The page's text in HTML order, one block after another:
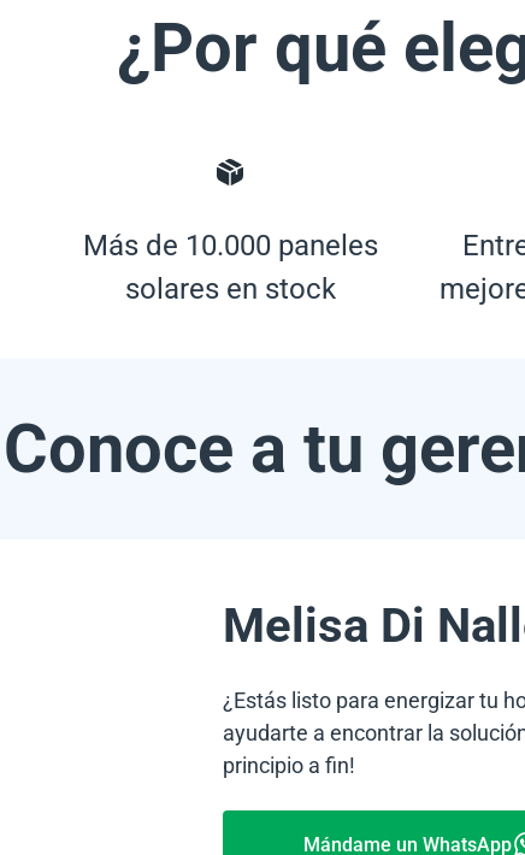
¿Por qué
Más de 10.000 paneles
solares en stock
Conoce a tu
Melisa Di
¿Estás listo para energizar tu
ayudarte a encontrar la
principio a fin!
Mándame un WhatsApp